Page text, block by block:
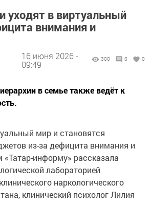
уходят в виртуальный
внимания и
16 июня 2026 -
09:49
300 0 0
в семье также ведёт к
мир и становятся
из-за дефицита внимания и
«Татар-информу» рассказала
лабораторией
наркологического
клинический психолог Лилия